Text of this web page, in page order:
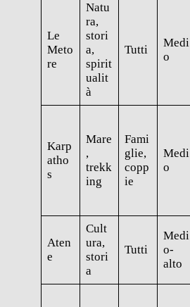
Le
Meto
re
Natu
ra,
stori
a,
spirit
ualit
à
Tutti
Medi
o
Karp
atho
s
Mare
,
trekk
ing
Fami
glie,
copp
ie
Medi
o
Aten
e
Cult
ura,
stori
a
Tutti
Medi
o-
alto